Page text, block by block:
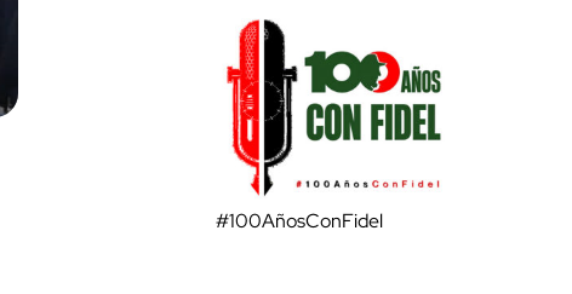
#100AñosConFidel